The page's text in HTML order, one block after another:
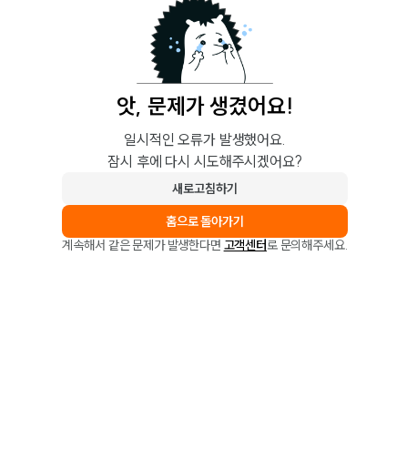
앗, 문제가 생겼어요!
일시적인 오류가 발생했어요.
잠시 후에 다시 시도해주시겠어요?
새로고침하기
홈으로 돌아가기
계속해서 같은 문제가 발생한다면 고객센터로 문의해주세요.